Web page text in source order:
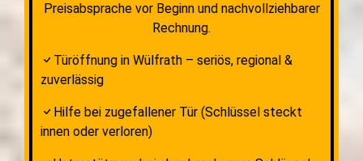
Preisabsprache vor Beginn und nachvollziehbarer
Rechnung.
Türöffnung in Wülfrath – seriös, regional &
zuverlässig
Hilfe bei zugefallener Tür (Schlüssel steckt
innen oder verloren)